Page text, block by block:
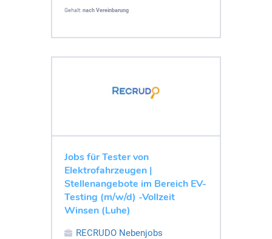
Gehalt: nach Vereinbarung
Jobs für Tester von
Elektrofahrzeugen |
Stellenangebote im Bereich EV-
Testing (m/w/d) -Vollzeit
Winsen (Luhe)
RECRUDO Nebenjobs